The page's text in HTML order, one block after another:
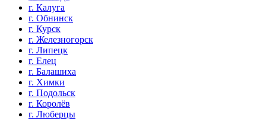
г. Калуга
г. Обнинск
г. Курск
г. Железногорск
г. Липецк
г. Елец
г. Балашиха
г. Химки
г. Подольск
г. Королёв
г. Люберцы